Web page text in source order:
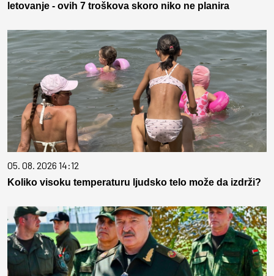
letovanje - ovih 7 troškova skoro niko ne planira
05. 08. 2026 14:12
Koliko visoku temperaturu ljudsko telo može da izdrži?